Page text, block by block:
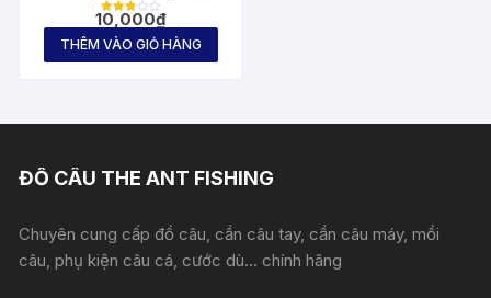
Được
hạng
5 sao
10,000₫
THÊM VÀO GIỎ HÀNG
ĐỒ CÂU THE ANT FISHING
Chuyên cung cấp đồ câu, cần câu tay, cần câu máy, mồi
câu, phụ kiện câu cá, cước dù... chính hãng